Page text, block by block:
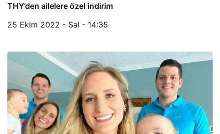
THY’den ailelere özel indirim
25 Ekim 2022 - Sal - 14:35